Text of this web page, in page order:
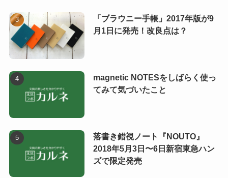
「ブラウニー手帳」2017年版が9
月1日に発売！改良点は？
magnetic NOTESをしばらく使っ
てみて気づいたこと
落書き錯視ノート『NOUTO』
2018年5月3日〜6日新宿東急ハン
ズで限定発売